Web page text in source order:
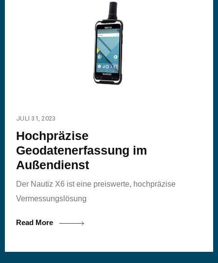
JULI 31, 2023
Hochpräzise
Geodatenerfassung im
Außendienst
Der Nautiz X6 ist eine preiswerte, hochpräzise
Vermessungslösung
Read More